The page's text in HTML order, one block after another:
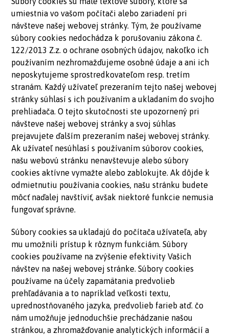
umiestnia vo vašom počítači alebo zariadení pri
návšteve našej webovej stránky. Tým, že používame
súbory cookies nedochádza k porušovaniu zákona č.
122/2013 Z.z. o ochrane osobných údajov, nakoľko ich
používaním nezhromažďujeme osobné údaje a ani ich
neposkytujeme sprostredkovateľom resp. tretím
stranám. Každý užívateľ prezeraním tejto našej webovej
stránky súhlasí s ich používaním a ukladaním do svojho
prehliadača. O tejto skutočnosti ste upozornený pri
návšteve našej webovej stránky a svoj súhlas
prejavujete ďalším prezeraním našej webovej stránky.
Ak užívateľ nesúhlasí s používaním súborov cookies,
našu webovú stránku nenavštevuje alebo súbory
cookies aktívne vymažte alebo zablokujte. Ak dôjde k
odmietnutiu používania cookies, našu stránku budete
môcť naďalej navštíviť, avšak niektoré funkcie nemusia
fungovať správne.
Súbory cookies sa ukladajú do počítača užívateľa, aby
mu umožnili prístup k rôznym funkciám. Súbory
cookies používame na zvýšenie efektivity Vašich
návštev na našej webovej stránke. Súbory cookies
používame na účely zapamätania predvolieb
prehľadávania a to napríklad veľkosti textu,
uprednostňovaného jazyka, predvolieb farieb atď. čo
nám umožňuje jednoduchšie prechádzanie našou
stránkou, a zhromažďovanie analytických informácií a